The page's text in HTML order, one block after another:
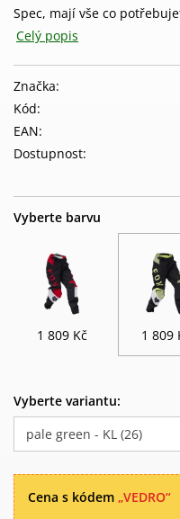
Spec, mají vše co
Celý popis
Značka:
Kód:
EAN:
Dostupnost:
Vyberte barvu
1 809 Kč 1 809
Vyberte variantu:
pale green - KL (26)
Cena s kódem „VEDRO“